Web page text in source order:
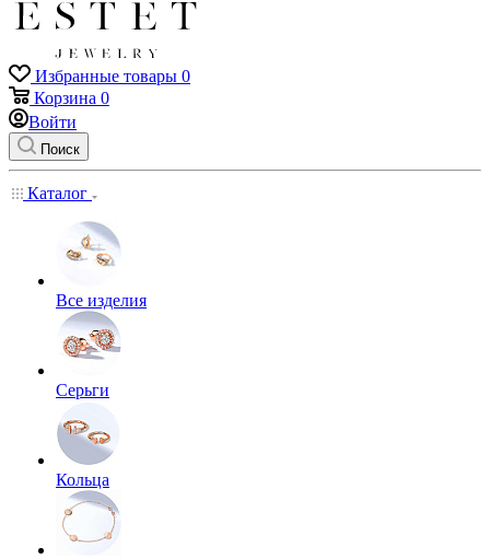
Избранные товары 0
Корзина 0
Войти
Поиск
Каталог
Все изделия
Серьги
Кольца